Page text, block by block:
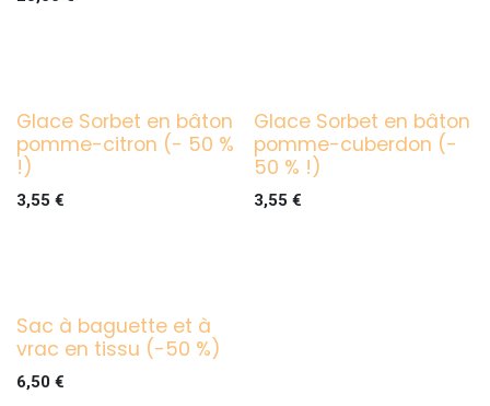
Glace Sorbet en bâton
pomme-citron (- 50 %
!)
3,55 €
Glace Sorbet en bâton
pomme-cuberdon (-
50 % !)
3,55 €
Sac à baguette et à
vrac en tissu (-50 %)
6,50 €